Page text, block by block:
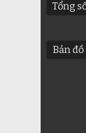
Tổng
Bản